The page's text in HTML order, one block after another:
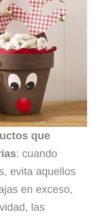
que
: cuando
evita aquellos
en exceso,
las